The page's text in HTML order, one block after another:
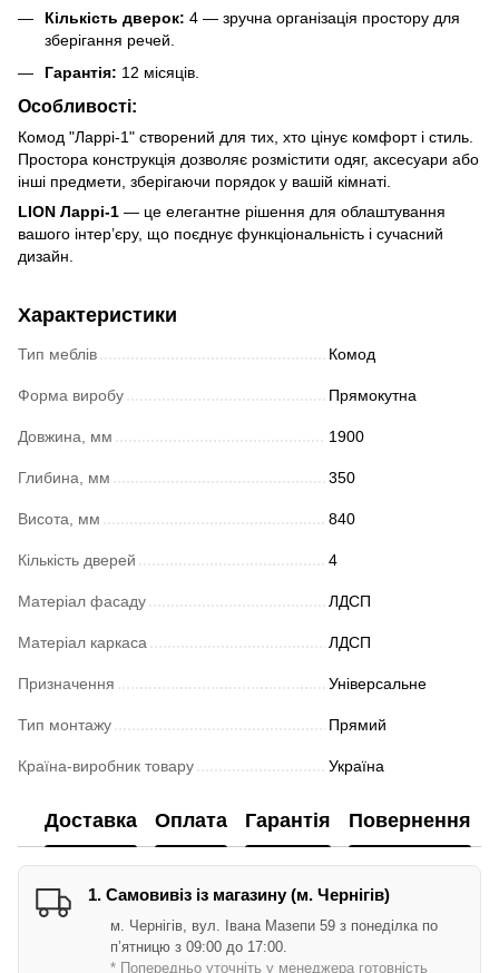
Кількість дверок: 4 — зручна організація простору для
зберігання речей.
Гарантія: 12 місяців.
Особливості:
Комод "Ларрі-1" створений для тих, хто цінує комфорт і стиль.
Простора конструкція дозволяє розмістити одяг, аксесуари або
інші предмети, зберігаючи порядок у вашій кімнаті.
LION Ларрі-1 — це елегантне рішення для облаштування
вашого інтер’єру, що поєднує функціональність і сучасний
дизайн.
Характеристики
Тип меблів Комод
Форма виробу Прямокутна
Довжина, мм 1900
Глибина, мм 350
Висота, мм 840
Кількість дверей 4
Матеріал фасаду ЛДСП
Матеріал каркаса ЛДСП
Призначення Універсальне
Тип монтажу Прямий
Країна-виробник товару Україна
Доставка Оплата Гарантія Повернення
1. Самовивіз із магазину (м. Чернігів)
м. Чернігів, вул. Івана Мазепи 59 з понеділка по
п’ятницю з 09:00 до 17:00.
* Попередньо уточніть у менеджера готовність